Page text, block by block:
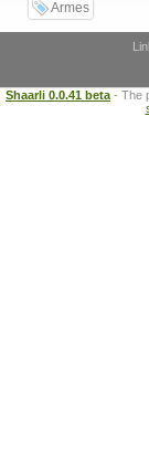
Armes
Shaarli 0.0.41 beta - The